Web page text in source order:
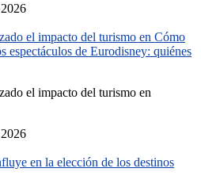
el impacto del turismo en Cómo
espectáculos de Eurodisney: quiénes
el impacto del turismo en
en la elección de los destinos